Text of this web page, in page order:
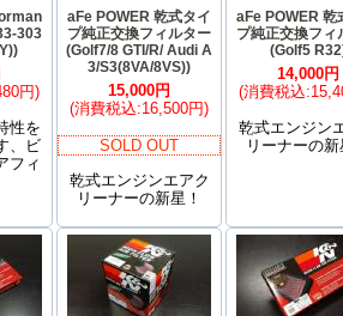
303
円)
性を
、ビ
フィ
aFe POWER 乾式タイ
プ純正交換フィルター
(Golf7/8 GTI/R/ Audi A
3/S3(8VA/8VS))
15,000円
(消費税込:16,500円)
SOLD OUT
乾式エンジンエアク
リーナーの新星！
aFe POWER 乾
プ純正交換フィ
(Golf5
14,000円
(消費税込
乾式エンジン
リーナーの新